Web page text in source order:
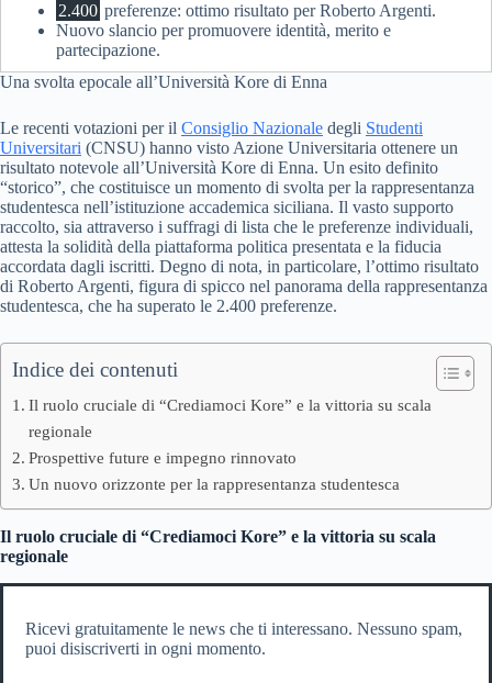
2.400 preferenze: ottimo risultato per Roberto Argenti.
Nuovo slancio per promuovere identità, merito e
partecipazione.
Una svolta epocale all’Università Kore di Enna
Le recenti votazioni per il Consiglio Nazionale degli Studenti
Universitari (CNSU) hanno visto Azione Universitaria ottenere un
risultato notevole all’Università Kore di Enna. Un esito definito
“storico”, che costituisce un momento di svolta per la rappresentanza
studentesca nell’istituzione accademica siciliana. Il vasto supporto
raccolto, sia attraverso i suffragi di lista che le preferenze individuali,
attesta la solidità della piattaforma politica presentata e la fiducia
accordata dagli iscritti. Degno di nota, in particolare, l’ottimo risultato
di Roberto Argenti, figura di spicco nel panorama della rappresentanza
studentesca, che ha superato le 2.400 preferenze.
Indice dei contenuti
Il ruolo cruciale di “Crediamoci Kore” e la vittoria su scala
regionale
Prospettive future e impegno rinnovato
Un nuovo orizzonte per la rappresentanza studentesca
Il ruolo cruciale di “Crediamoci Kore” e la vittoria su scala
regionale
Ricevi gratuitamente le news che ti interessano. Nessuno spam,
puoi disiscriverti in ogni momento.